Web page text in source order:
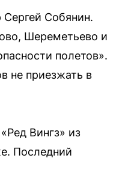
Собянин.
Шереметьево и
полетов».
не приезжать в
Вингз» из
Последний